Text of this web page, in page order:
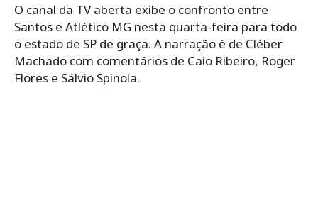
O canal da TV aberta exibe o confronto entre
Santos e Atlético MG nesta quarta-feira para todo
o estado de SP de graça. A narração é de Cléber
Machado com comentários de Caio Ribeiro, Roger
Flores e Sálvio Spinola.